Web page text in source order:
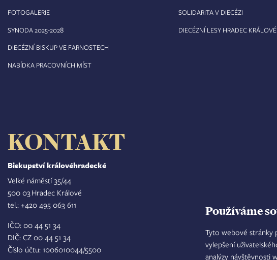
Používáme
Tyto webové stránky
vylepšení
analýzy návštěvnosti
FOTOGALERIE
SYNODA 2025-2028
DIECÉZNÍ BISKUP VE FARNOSTECH
NABÍDKA PRACOVNÍCH MÍST
SOLIDARITA V DIECÉZI
DIECÉZNÍ LESY HRADEC KRÁLOVÉ
KONTAKT
Biskupství královéhradecké
Velké náměstí 35/44
500 03 Hradec Králové
tel.: +420 495 063 611
IČO: 00 44 51 34
DIČ: CZ 00 44 51 34
Číslo účtu: 1006010044/5500